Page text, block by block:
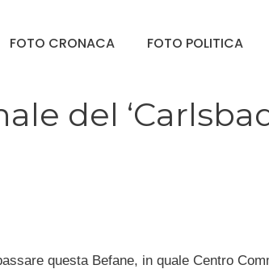
FOTO CRONACA FOTO POLITICA
del
questa Befane, in quale Centro